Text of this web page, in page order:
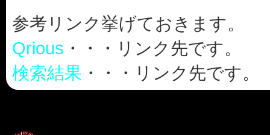
参考リンク挙げておきます。
Qrious ・・・リンク先です。
検索結果 ・・・リンク先です。